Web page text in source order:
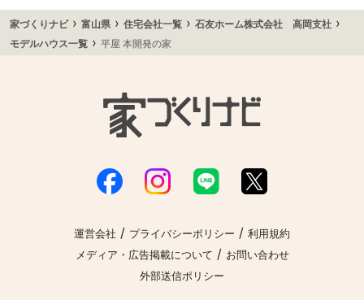
家づくりナビ› 富山県 › 住宅会社一覧 › 石友ホーム株式会社 高岡支社 ›
モデルハウス一覧 › 平屋 本開発の家
運営会社 / プライバシーポリシー / 利用規約
メディア・広告掲載について / お問い合わせ
外部送信ポリシー